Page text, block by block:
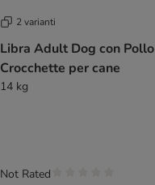
2 varianti
Libra Adult Dog con Pollo
Crocchette per cane
14 kg
Not Rated